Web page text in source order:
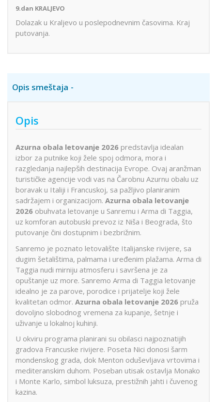
9.dan KRALJEVO
Dolazak u Kraljevo u poslepodnevnim časovima. Kraj
putovanja.
Opis smeštaja
Opis
Azurna obala letovanje 2026 predstavlja idealan
izbor za putnike koji žele spoj odmora, mora i
razgledanja najlepših destinacija Evrope. Ovaj aranžman
turističke agencije vodi vas na Čarobnu Azurnu obalu uz
boravak u Italiji i Francuskoj, sa pažljivo planiranim
sadržajem i organizacijom. Azurna obala letovanje
2026 obuhvata letovanje u Sanremu i Arma di Taggia,
uz komforan autobuski prevoz iz Niša i Beograda, što
putovanje čini dostupnim i bezbrižnim.
Sanremo je poznato letovalište Italijanske rivijere, sa
dugim šetalištima, palmama i uređenim plažama. Arma di
Taggia nudi mirniju atmosferu i savršena je za
opuštanje uz more. Sanremo Arma di Taggia letovanje
idealno je za parove, porodice i prijatelje koji žele
kvalitetan odmor. Azurna obala letovanje 2026 pruža
dovoljno slobodnog vremena za kupanje, šetnje i
uživanje u lokalnoj kuhinji.
U okviru programa planirani su obilasci najpoznatijih
gradova Francuske rivijere. Poseta Nici donosi šarm
mondenskog grada, dok Menton oduševljava vrtovima i
mediteranskim duhom. Poseban utisak ostavlja Monako
i Monte Karlo, simbol luksuza, prestižnih jahti i čuvenog
kazina.